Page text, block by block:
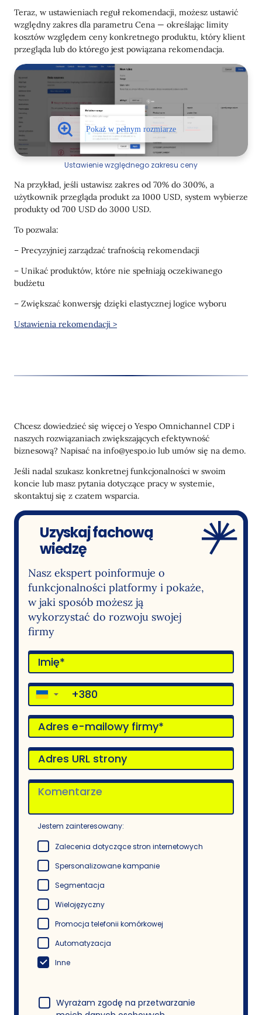
Teraz, w ustawieniach reguł rekomendacji, możesz ustawić
względny zakres dla parametru Cena — określając limity
kosztów względem ceny konkretnego produktu, który klient
przegląda lub do którego jest powiązana rekomendacja.
Ustawienie względnego zakresu ceny
Na przykład, jeśli ustawisz zakres od 70% do 300%, a
użytkownik przegląda produkt za 1000 USD, system wybierze
produkty od 700 USD do 3000 USD.
To pozwala:
– Precyzyjniej zarządzać trafnością rekomendacji
– Unikać produktów, które nie spełniają oczekiwanego
budżetu
– Zwiększać konwersję dzięki elastycznej logice wyboru
Ustawienia rekomendacji >
Chcesz dowiedzieć się więcej o Yespo Omnichannel CDP i
naszych rozwiązaniach zwiększających efektywność
biznesową? Napisać na info@yespo.io lub umów się na demo.
Jeśli nadal szukasz konkretnej funkcjonalności w swoim
koncie lub masz pytania dotyczące pracy w systemie,
skontaktuj się z czatem wsparcia.
Uzyskaj fachową
wiedzę
Nasz ekspert poinformuje o
funkcjonalności platformy i pokaże,
w jaki sposób możesz ją
wykorzystać do rozwoju swojej
firmy
▼
Jestem zainteresowany:
Zalecenia dotyczące stron internetowych
Spersonalizowane kampanie
Segmentacja
Wielojęzyczny
Promocja telefonii komórkowej
Automatyzacja
Inne
Wyrażam zgodę na przetwarzanie